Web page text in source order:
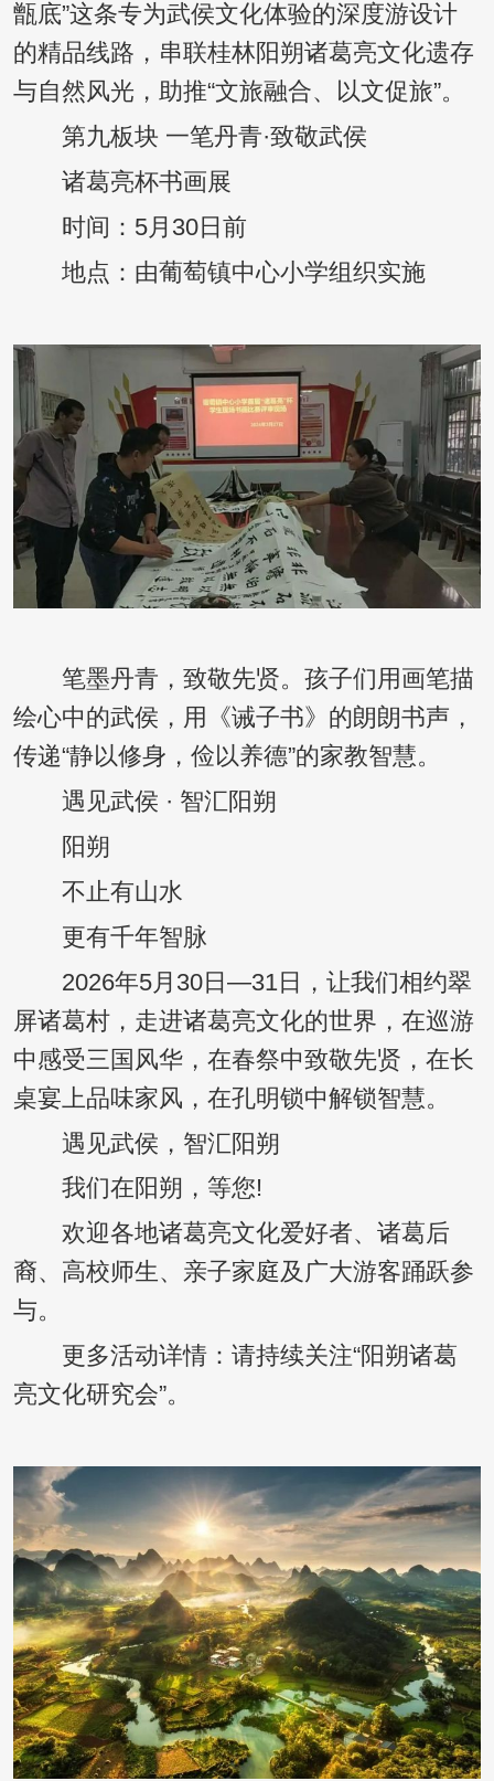
甑底”这条专为武侯文化体验的深度游设计
的精品线路，串联桂林阳朔诸葛亮文化遗存
与自然风光，助推“文旅融合、以文促旅”。
第九板块 一笔丹青·致敬武侯
诸葛亮杯书画展
时间：5月30日前
地点：由葡萄镇中心小学组织实施
笔墨丹青，致敬先贤。孩子们用画笔描
绘心中的武侯，用《诫子书》的朗朗书声，
传递“静以修身，俭以养德”的家教智慧。
遇见武侯 · 智汇阳朔
阳朔
不止有山水
更有千年智脉
2026年5月30日—31日，让我们相约翠
屏诸葛村，走进诸葛亮文化的世界，在巡游
中感受三国风华，在春祭中致敬先贤，在长
桌宴上品味家风，在孔明锁中解锁智慧。
遇见武侯，智汇阳朔
我们在阳朔，等您!
欢迎各地诸葛亮文化爱好者、诸葛后
裔、高校师生、亲子家庭及广大游客踊跃参
与。
更多活动详情：请持续关注“阳朔诸葛
亮文化研究会”。